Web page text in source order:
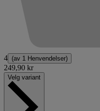
4 (av 1 Henvendelser)
249,90 kr
Velg variant